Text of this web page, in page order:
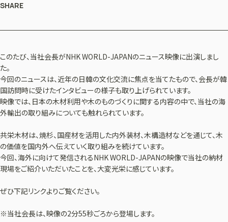
SHARE
このたび、当社会長がNHK WORLD-JAPANのニュース映像に出演しまし
た。
今回のニュースは、近年の日韓の文化交流に焦点を当てたもので、会長が韓
国訪問時に受けたインタビューの様子も取り上げられています。
映像では、日本の木材利用や木のものづくりに関する内容の中で、当社の海
外輸出の取り組みについても触れられています。
共栄木材は、焼杉、国産材を活用した内外装材、木構造材などを通じて、木
の価値を国内外へ伝えていく取り組みを続けています。
今回、海外に向けて発信されるNHK WORLD-JAPANの映像で当社の納材
現場をご紹介いただいたことを、大変光栄に感じています。
ぜひ下記リンクよりご覧ください。
※当社会長は、映像の2分55秒ごろから登場します。